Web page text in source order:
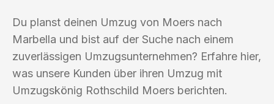
Du planst deinen Umzug von Moers nach
Marbella und bist auf der Suche nach einem
zuverlässigen Umzugsunternehmen? Erfahre hier,
was unsere Kunden über ihren Umzug mit
Umzugskönig Rothschild Moers berichten.